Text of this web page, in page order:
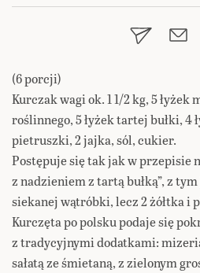
(6 porcji)
Kurczak wagi ok. 1 1/2 kg, 5 łyżek
roślinnego, 5 łyżek tartej bułki, 4
pietruszki, 2 jajka, sól, cukier.
Postępuje się tak jak w przepisie
z nadzieniem z tartą bułką”, z
siekanej wątróbki, lecz 2 żółtka i
Kurczęta po polsku podaje się
z tradycyjnymi dodatkami:
sałatą ze śmietaną, z zielonym